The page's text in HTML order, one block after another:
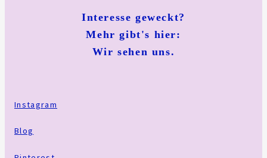
Interesse geweckt?
Mehr gibt's hier:
Wir sehen uns.
Instagram
Blog